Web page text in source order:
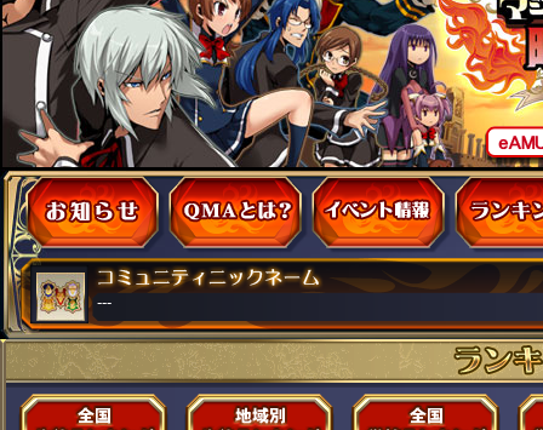
お知らせ QMAとは イベント・大会
---